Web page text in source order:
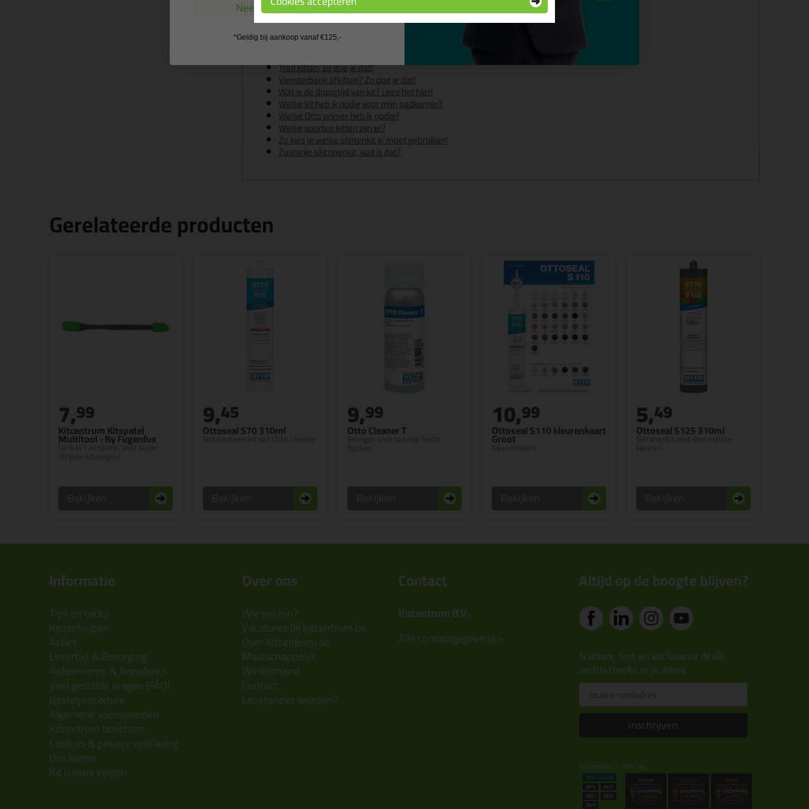
Hoe kit je een wasbak?
Kookplaat afkitten? Hier lees je ons advies
Overschilderbare kit - Dit zijn je opties!
Tegels kitten? Zo doe je dat!
Trap kitten, zo doe je dat!
Vensterbank afkitten? Zo doe je dat!
Wat is de droogtijd van kit? Lees het hier!
Welke kit heb ik nodig voor mijn badkamer?
Welke Otto primer heb ik nodig?
Welke soorten kitten zijn er?
Zo kies je welke plintenkit je moet gebruiken!
Zuurvrije siliconenkit, wat is dat?
Gerelateerde producten
Kitcentrum Kitspatel
Multitool - By Fugenfux
Dé 6 in 1 kitspatel, voor super
7,99
Ottoseal S70 310ml
Natuursteen kit van Otto Chemie
9,45
Otto Cleaner T
Reiniger voor vetvrije hecht
9,99
Ottoseal S110 kleurenkaart
Groot
Kleurenkaart
10,99
Ottoseal S125 310ml
Siliconenkit met veel mattte
5,49
Informatie
Tips en tricks
Keuzehulpen
Acties
Levertijd & Bezorging
Retourneren & Annuleren
Veel gestelde vragen (FAQ)
Bestelprocedure
Algemene voorwaarden
Kitcentrum berichten
Cookies & privacy verklaring
Disclaimer
Kit cursus volgen
Over ons
Wie wij zijn?
Vacatures bij kitcentrum.be
Over Kitcentrum.be
Maatschappelijk
Winkelmand
Contact
Leverancier worden?
Contact
Kitcentrum B.V.
Alle contactgegevens >
Altijd op de hoogte blijven?
Nieuws, tips en exclusieve deals
rechtstreeks in je inbox
Inschrijven
Kitcentrum is trots op:
Nee, ik wil geen cadeau
*Geldig bij aankoop vanaf €125,-